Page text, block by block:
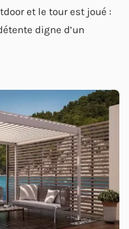
et le tour est joué :
digne d’un